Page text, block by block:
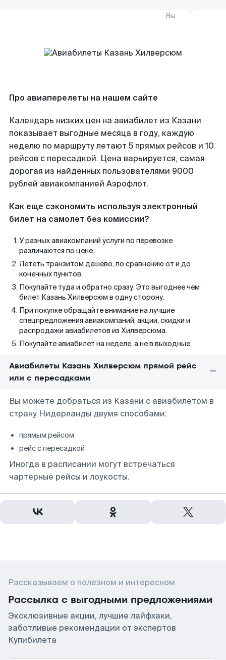
Вы
Про авиаперелеты на нашем сайте
Календарь низких цен на авиабилет из Казани
показывает выгодные месяца в году, каждую
неделю по маршруту летают 5 прямых рейсов и 10
рейсов с пересадкой. Цена варьируется, самая
дорогая из найденных пользователями 9000
рублей авиакомпанией Аэрофлот.
Как еще сэкономить используя электронный
билет на самолет без комиссии?
У разных авиакомпаний услуги по перевозке
различаются по цене.
Лететь транзитом дешево, по сравнению от и до
конечных пунктов.
Покупайте туда и обратно сразу. Это выгоднее чем
билет Казань Хилверсюм в одну сторону.
При покупке обращайте внимание на лучшие
спецпредложения авиакомпаний, акции, скидки и
распродажи авиабилетов из Хилверсюма.
Покупайте авиабилет на неделе, а не в выходные.
Авиабилеты Казань Хилверсюм прямой рейс
или с пересадками
Вы можете добраться из Казани с авиабилетом в
страну Нидерланды двумя способами:
прямым рейсом
рейс с пересадкой
Иногда в расписании могут встречаться
чартерные рейсы и лоукосты.
Рассказываем о полезном и интересном
Рассылка с выгодными предложениями
Эксклюзивные акции, лучшие лайфхаки,
заботливые рекомендации от экспертов
Купибилета